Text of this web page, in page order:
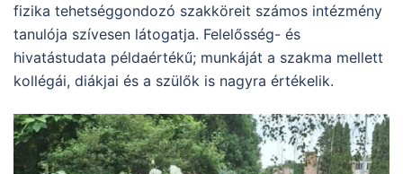
fizika tehetséggondozó szakköreit számos intézmény
tanulója szívesen látogatja. Felelősség- és
hivatástudata példaértékű; munkáját a szakma mellett
kollégái, diákjai és a szülők is nagyra értékelik.